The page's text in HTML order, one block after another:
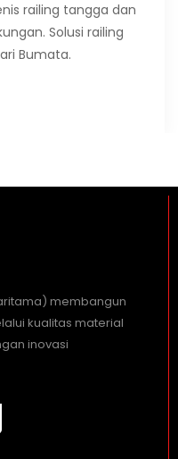
railing tangga dan
Solusi railing
Bumata.
membangun
kualitas material
inovasi